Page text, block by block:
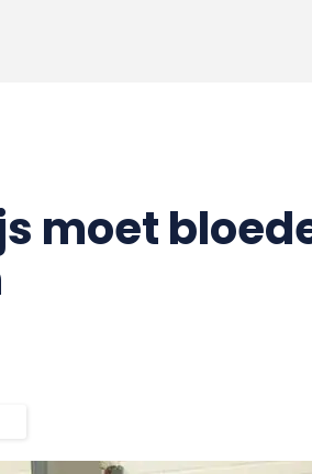
moet